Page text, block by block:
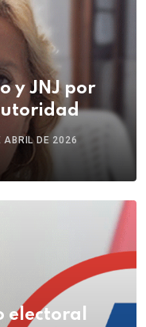
y JNJ por
ABRIL DE 2026
electoral